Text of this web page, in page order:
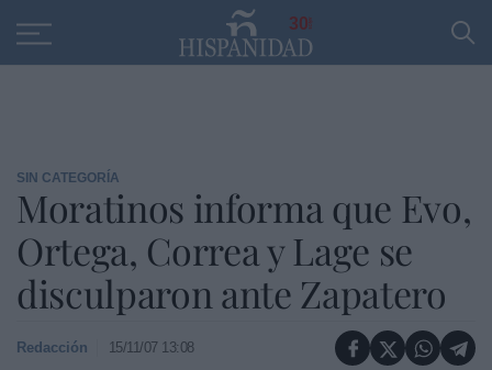
30
SIN CATEGORÍA
Moratinos informa que Evo,
Ortega, Correa y Lage se
disculparon ante Zapatero
Redacción 15/11/07 13:08